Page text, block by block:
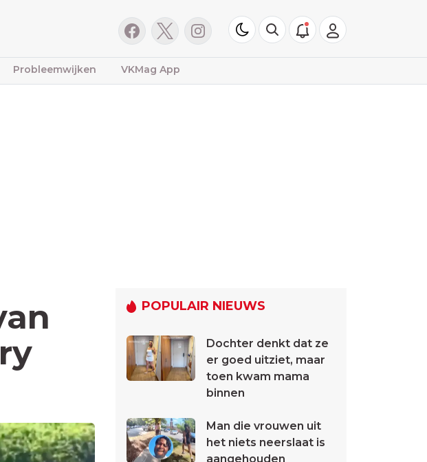
Probleemwijken VKMag App
POPULAIR NIEUWS
Dochter denkt dat ze
er goed uitziet, maar
toen kwam mama
binnen
Man die vrouwen uit
het niets neerslaat is
aangehouden